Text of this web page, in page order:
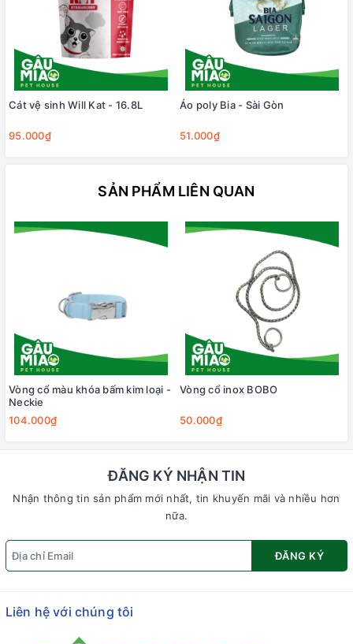
Cát vệ sinh Will Kat - 16.8L
95.000₫
Áo poly Bia - Sài Gòn
51.000₫
SẢN PHẨM LIÊN QUAN
Vòng cổ màu khóa bấm kim loại -
Neckie
104.000₫
Vòng cổ inox BOBO
50.000₫
ĐĂNG KÝ NHẬN TIN
Nhận thông tin sản phẩm mới nhất, tin khuyến mãi và nhiều hơn
nữa.
ĐĂNG KÝ
Liên hệ với chúng tôi